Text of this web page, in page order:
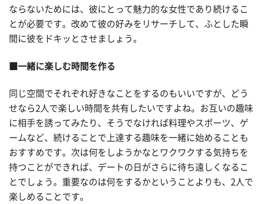
ならないためには、彼にとって魅力的な女性であり続けるこ
とが必要です。改めて彼の好みをリサーチして、ふとした瞬
間に彼をドキッとさせましょう。
■一緒に楽しむ時間を作る
同じ空間でそれぞれ好きなことをするのもいいですが、どう
せなら2人で楽しい時間を共有したいですよね。お互いの趣味
に相手を誘ってみたり、そうでなければ料理やスポーツ、ゲ
ームなど、続けることで上達する趣味を一緒に始めることも
おすすめです。次は何をしようかなとワクワクする気持ちを
持つことができれば、デートの日がさらに待ち遠しくなるこ
とでしょう。重要なのは何をするかということよりも、2人で
楽しめることです。